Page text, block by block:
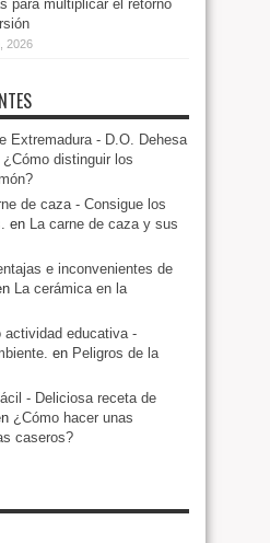
para multiplicar el retorno
2026
Extremadura - D.O. Dehesa
¿Cómo distinguir los
de caza - Consigue los
en La carne de caza y sus
e inconvenientes de
La cerámica en la
actividad educativa -
en Peligros de la
- Deliciosa receta de
¿Cómo hacer unas
caseros?